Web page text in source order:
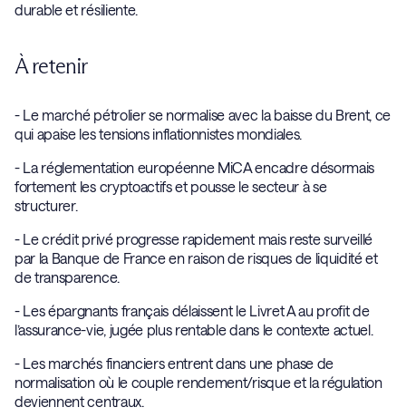
durable et résiliente.
À retenir
- Le marché pétrolier se normalise avec la baisse du Brent, ce
qui apaise les tensions inflationnistes mondiales.
- La réglementation européenne MiCA encadre désormais
fortement les cryptoactifs et pousse le secteur à se
structurer.
- Le crédit privé progresse rapidement mais reste surveillé
par la Banque de France en raison de risques de liquidité et
de transparence.
- Les épargnants français délaissent le Livret A au profit de
l’assurance-vie, jugée plus rentable dans le contexte actuel.
- Les marchés financiers entrent dans une phase de
normalisation où le couple rendement/risque et la régulation
deviennent centraux.